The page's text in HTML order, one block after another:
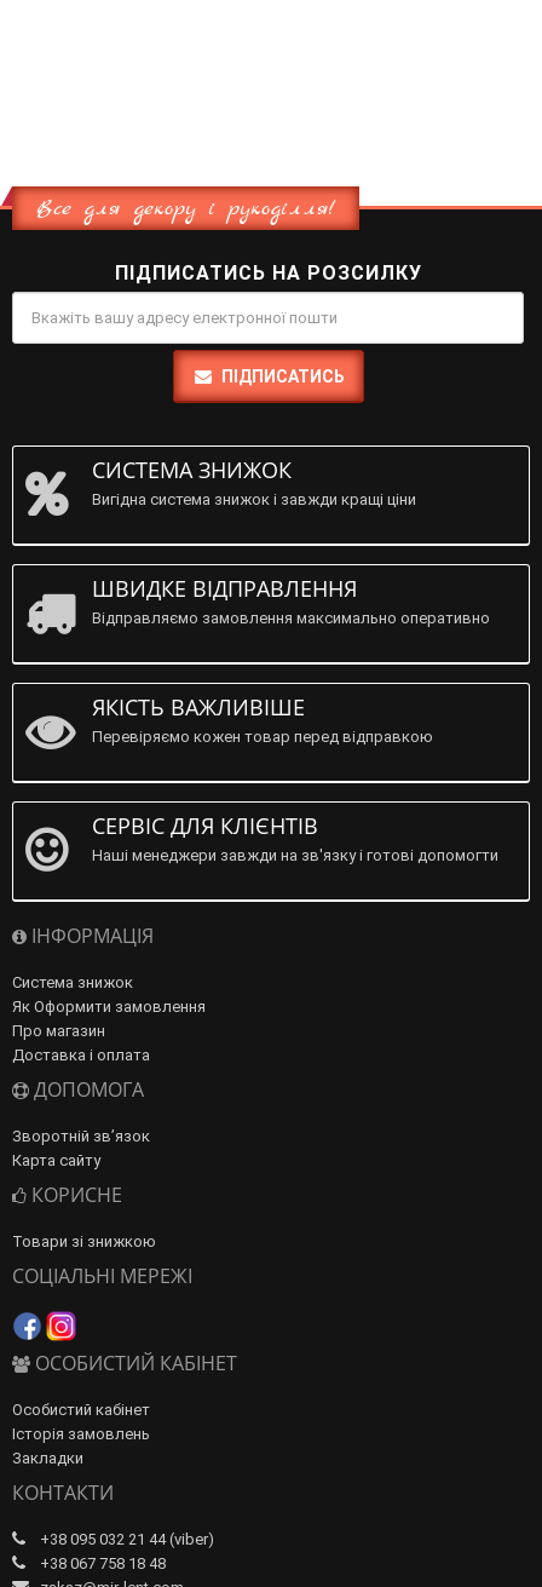
Все для декору і рукоділля!
ПІДПИСАТИСЬ НА РОЗСИЛКУ
ПІДПИСАТИСЬ
СИСТЕМА ЗНИЖОК
Вигідна система знижок і завжди кращі ціни
ШВИДКЕ ВІДПРАВЛЕННЯ
Відправляємо замовлення максимально оперативно
ЯКІСТЬ ВАЖЛИВІШЕ
Перевіряємо кожен товар перед відправкою
СЕРВІС ДЛЯ КЛІЄНТІВ
Наші менеджери завжди на зв'язку і готові допомогти
ІНФОРМАЦІЯ
Система знижок
Як Оформити замовлення
Про магазин
Доставка і оплата
ДОПОМОГА
Зворотній зв’язок
Карта сайту
КОРИСНЕ
Товари зі знижкою
СОЦІАЛЬНІ МЕРЕЖІ
ОСОБИСТИЙ КАБІНЕТ
Особистий кабінет
Історія замовлень
Закладки
КОНТАКТИ
+38 095 032 21 44 (viber)
+38 067 758 18 48